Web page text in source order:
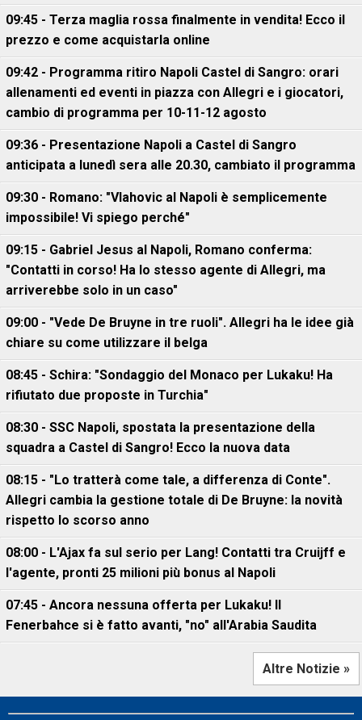
09:45 - Terza maglia rossa finalmente in vendita! Ecco il
prezzo e come acquistarla online
09:42 - Programma ritiro Napoli Castel di Sangro: orari
allenamenti ed eventi in piazza con Allegri e i giocatori,
cambio di programma per 10-11-12 agosto
09:36 - Presentazione Napoli a Castel di Sangro
anticipata a lunedì sera alle 20.30, cambiato il programma
09:30 - Romano: "Vlahovic al Napoli è semplicemente
impossibile! Vi spiego perché"
09:15 - Gabriel Jesus al Napoli, Romano conferma:
"Contatti in corso! Ha lo stesso agente di Allegri, ma
arriverebbe solo in un caso"
09:00 - "Vede De Bruyne in tre ruoli". Allegri ha le idee già
chiare su come utilizzare il belga
08:45 - Schira: "Sondaggio del Monaco per Lukaku! Ha
rifiutato due proposte in Turchia"
08:30 - SSC Napoli, spostata la presentazione della
squadra a Castel di Sangro! Ecco la nuova data
08:15 - "Lo tratterà come tale, a differenza di Conte".
Allegri cambia la gestione totale di De Bruyne: la novità
rispetto lo scorso anno
08:00 - L'Ajax fa sul serio per Lang! Contatti tra Cruijff e
l'agente, pronti 25 milioni più bonus al Napoli
07:45 - Ancora nessuna offerta per Lukaku! Il
Fenerbahce si è fatto avanti, "no" all'Arabia Saudita
Altre Notizie »